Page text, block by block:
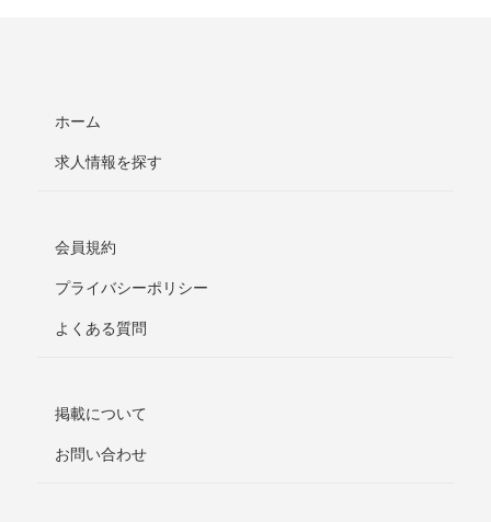
ホーム
求人情報を探す
会員規約
プライバシーポリシー
よくある質問
掲載について
お問い合わせ